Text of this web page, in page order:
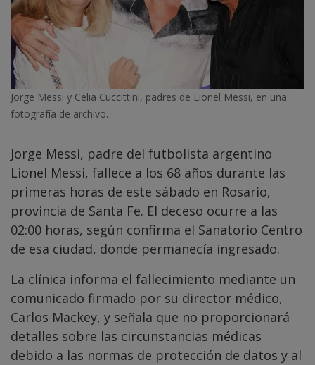
Jorge Messi y Celia Cuccittini, padres de Lionel Messi, en una
fotografía de archivo.
Jorge Messi, padre del futbolista argentino
Lionel Messi, fallece a los 68 años durante las
primeras horas de este sábado en Rosario,
provincia de Santa Fe. El deceso ocurre a las
02:00 horas, según confirma el Sanatorio Centro
de esa ciudad, donde permanecía ingresado.
La clínica informa el fallecimiento mediante un
comunicado firmado por su director médico,
Carlos Mackey, y señala que no proporcionará
detalles sobre las circunstancias médicas
debido a las normas de protección de datos y al